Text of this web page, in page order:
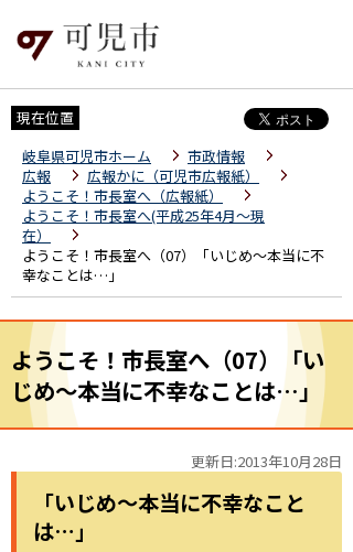
現在位置
岐阜県可児市ホーム
市政情報
広報
広報かに（可児市広報紙）
ようこそ！市長室へ（広報紙）
ようこそ！市長室へ(平成25年4月～現
在）
ようこそ！市長室へ（07）「いじめ～本当に不
幸なことは…」
ようこそ！市長室へ（07）「い
じめ～本当に不幸なことは…」
更新日:2013年10月28日
「いじめ～本当に不幸なこと
は…」